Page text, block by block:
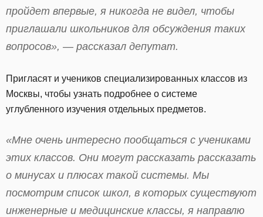
пройдет впервые, я никогда не видел, чтобы
приглашали школьников для обсуждения таких
вопросов», — рассказал депутат.
Пригласят и учеников специализированных классов из
Москвы, чтобы узнать подробнее о системе
углубленного изучения отдельных предметов.
«Мне очень интересно пообщаться с учениками
этих классов. Они могут рассказать рассказать
о минусах и плюсах такой системы. Мы
посмотрим список школ, в которых существуют
инженерные и медицинские классы, я направлю